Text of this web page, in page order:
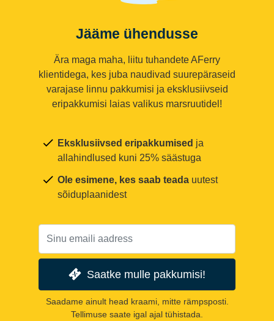
Jääme ühendusse
Ära maga maha, liitu tuhandete AFerry
klientidega, kes juba naudivad suurepäraseid
varajase linnu pakkumisi ja eksklusiivseid
eripakkumisi laias valikus marsruutidel!
Eksklusiivsed eripakkumised ja
allahindlused kuni 25% säästuga
Ole esimene, kes saab teada uutest
sõiduplaanidest
Saatke mulle pakkumisi!
Saadame ainult head kraami, mitte rämpsposti.
Tellimuse saate igal ajal tühistada.